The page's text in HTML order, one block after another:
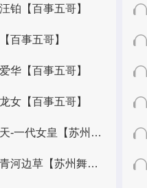
铂【百事五哥】
百事五哥】
华【百事五哥】
女【百事五哥】
代女皇【苏州舞曲】
边草【苏州舞曲】